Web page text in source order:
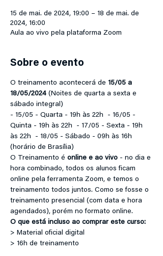
15 de mai. de 2024, 19:00 – 18 de mai. de
2024, 16:00
Aula ao vivo pela plataforma Zoom
Sobre o evento
O treinamento acontecerá de 15/05 a
18/05/2024 (Noites de quarta a sexta e
sábado integral)
- 15/05 - Quarta - 19h às 22h  - 16/05 -
Quinta - 19h às 22h  - 17/05 - Sexta - 19h
às 22h  - 18/05 - Sábado - 09h às 16h
(horário de Brasília)
O Treinamento é online e ao vivo - no dia e
hora combinado, todos os alunos ficam
online pela ferramenta Zoom, e temos o
treinamento todos juntos. Como se fosse o
treinamento presencial (com data e hora
agendados), porém no formato online.
O que está incluso ao comprar este curso:
> Material oficial digital
> 16h de treinamento